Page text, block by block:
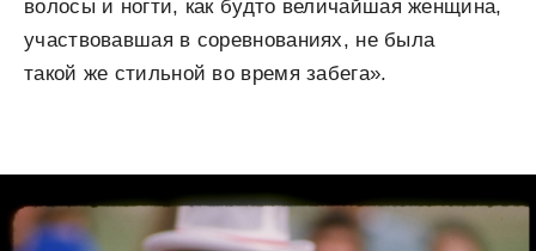
волосы и ногти, как будто величайшая женщина,
участвовавшая в соревнованиях, не была
такой же стильной во время забега».